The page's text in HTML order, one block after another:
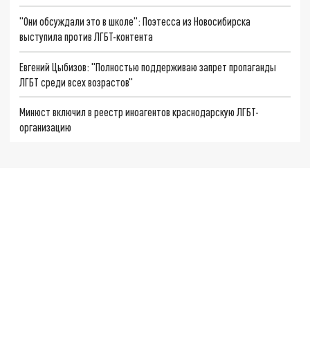
"Они обсуждали это в школе": Поэтесса из Новосибирска
выступила против ЛГБТ-контента
Евгений Цыбизов: "Полностью поддерживаю запрет пропаганды
ЛГБТ среди всех возрастов"
Минюст включил в реестр иноагентов краснодарскую ЛГБТ-
организацию